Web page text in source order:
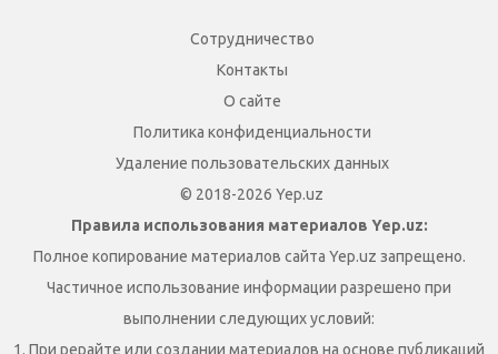
Сотрудничество
Контакты
О сайте
Политика конфиденциальности
Удаление пользовательских данных
© 2018-2026 Yep.uz
Правила использования материалов Yep.uz:
Полное копирование материалов сайта Yep.uz запрещено.
Частичное использование информации разрешено при
выполнении следующих условий:
1. При рерайте или создании материалов на основе публикаций